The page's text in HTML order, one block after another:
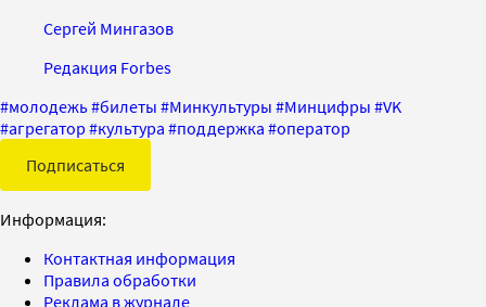
Сергей Мингазов
Редакция Forbes
#молодежь#билеты #Минкультуры #Минцифры #VK
#агрегатор #культура #поддержка #оператор
Подписаться
Информация:
Контактная информация
Правила обработки
Реклама в журнале